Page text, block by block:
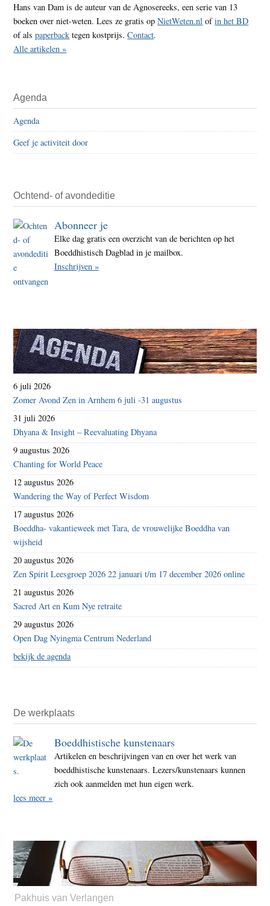
Hans van Dam is de auteur van de Agnosereeks, een serie van 13
boeken over niet-weten. Lees ze gratis opNietWeten.nl ofin het BD
of alspaperback tegen kostprijs.Contact.
Alle artikelen »
Agenda
Agenda
Geef je activiteit door
Ochtend- of avondeditie
Abonneer je
Elke dag gratis een overzicht van de berichten op het
Boeddhistisch Dagblad in je mailbox.
Inschrijven »
6 juli 2026
Zomer Avond Zen in Arnhem 6 juli -31 augustus
31 juli 2026
Dhyana & Insight – Reevaluating Dhyana
9 augustus 2026
Chanting for World Peace
12 augustus 2026
Wandering the Way of Perfect Wisdom
17 augustus 2026
Boeddha- vakantieweek met Tara, de vrouwelijke Boeddha van
wijsheid
20 augustus 2026
Zen Spirit Leesgroep 2026 22 januari t/m 17 december 2026 online
21 augustus 2026
Sacred Art en Kum Nye retraite
29 augustus 2026
Open Dag Nyingma Centrum Nederland
bekijk de agenda
De werkplaats
Boeddhistische kunstenaars
Artikelen en beschrijvingen van en over het werk van
boeddhistische kunstenaars. Lezers/kunstenaars kunnen
zich ook aanmelden met hun eigen werk.
lees meer »
Pakhuis van Verlangen